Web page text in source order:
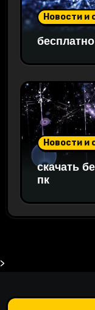
Новости и
Новости и
скачать
пк
>